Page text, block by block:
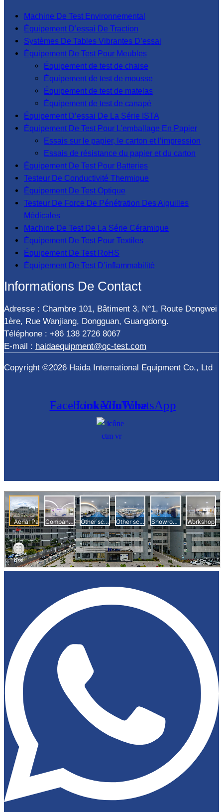
Machine De Test Environnemental
Équipement D’essai De Traction
Systèmes De Tables Vibrantes D’essai
Équipement De Test Pour Meubles
Équipement de test de chaise
Équipement de test de mousse
Équipement de test de matelas
Équipement de test de canapé
Équipement D’essai De La Série ISTA
Équipement De Test Pour L’emballage En Papier
Essais sur le papier, le carton et l’impression
Essais de résistance du papier et du carton
Équipement De Test Pour Batteries
Testeur De Conductivité Thermique
Équipement De Test Optique
Testeur De Force De Pénétration Des Aiguilles
Médicales
Machine De Test De La Série Céramique
Équipement De Test Pour Textiles
Équipement De Test RoHS
Équipement De Test D’inflammabilité
Informations De Contact
Adresse : Chambre 101, Bâtiment 3, N°1, Route Dongwei
1ère, Rue Wanjiang, Dongguan, Guangdong.
Téléphone : +86 138 2726 8067
E-mail : haidaequipment@qc-test.com
Copyright ©2026 Haida International Equipment Co., Ltd
FacebookLinkedInYouTube
WhatsApp